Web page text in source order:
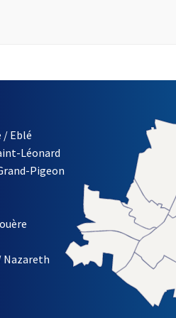
D'INFORMATION DE LA
/ Eblé
Léonard
Pigeon
Nazareth